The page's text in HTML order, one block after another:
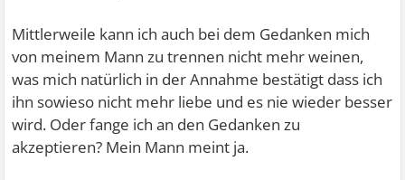
Mittlerweile kann ich auch bei dem Gedanken mich
von meinem Mann zu trennen nicht mehr weinen,
was mich natürlich in der Annahme bestätigt dass ich
ihn sowieso nicht mehr liebe und es nie wieder besser
wird. Oder fange ich an den Gedanken zu
akzeptieren? Mein Mann meint ja.